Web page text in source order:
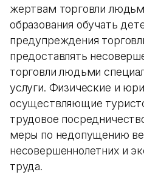
жертвам торговли
образования обучать
предупреждения
предоставлять
торговли людьми
услуги. Физические и
осуществляющие
трудовое
меры по недопущению
несовершеннолетних и
труда.